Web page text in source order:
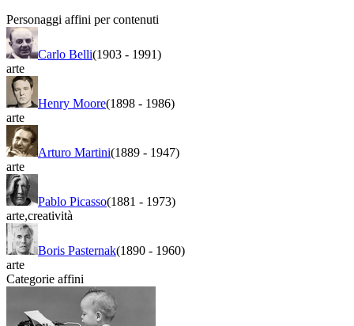
Personaggi affini per contenuti
Carlo Belli(1903 - 1991)
arte
Henry Moore(1898 - 1986)
arte
Arturo Martini(1889 - 1947)
arte
Pablo Picasso(1881 - 1973)
arte,creatività
Boris Pasternak(1890 - 1960)
arte
Categorie affini